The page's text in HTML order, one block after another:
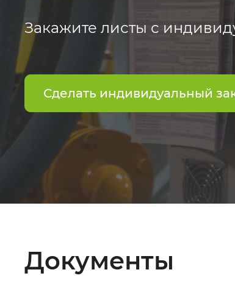
Закажите листы с
Сделать индивидуальный
Документы